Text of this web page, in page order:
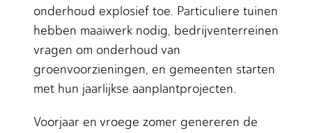
onderhoud explosief toe. Particuliere tuinen
hebben maaiwerk nodig, bedrijventerreinen
vragen om onderhoud van
groenvoorzieningen, en gemeenten starten
met hun jaarlijkse aanplantprojecten.
Voorjaar en vroege zomer genereren de